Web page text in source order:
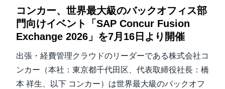
コンカー、世界最大級のバックオフィス部
門向けイベント「SAP Concur Fusion
Exchange 2026」を7月16日より開催
出張・経費管理クラウドのリーダーである株式会社コ
ンカー（本社：東京都千代田区、代表取締役社長：橋
本 祥生、以下 コンカー）は世界最大級のバックオフ